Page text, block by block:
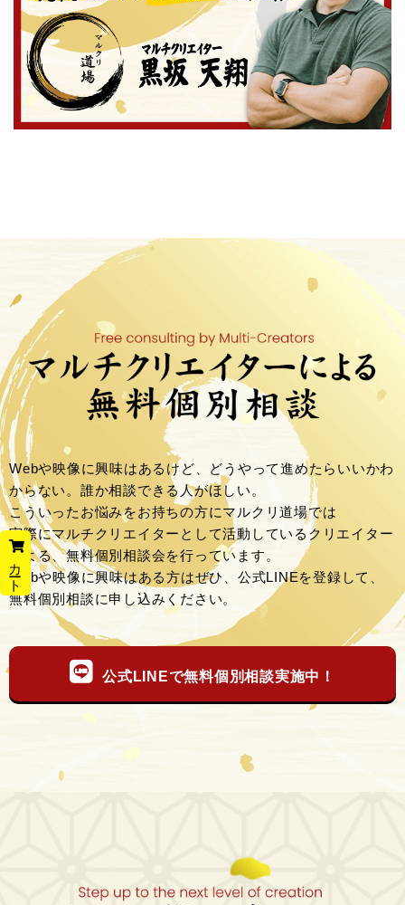
カート
Webや映像に興味はあるけど、どうやって進めたらいいかわ
からない。誰か相談できる人がほしい。
こういったお悩みをお持ちの方にマルクリ道場では
実際にマルチクリエイターとして活動しているクリエイター
による、無料個別相談会を行っています。
Webや映像に興味はある方はぜひ、公式LINEを登録して、
無料個別相談に申し込みください。
公式LINEで無料個別相談実施中！